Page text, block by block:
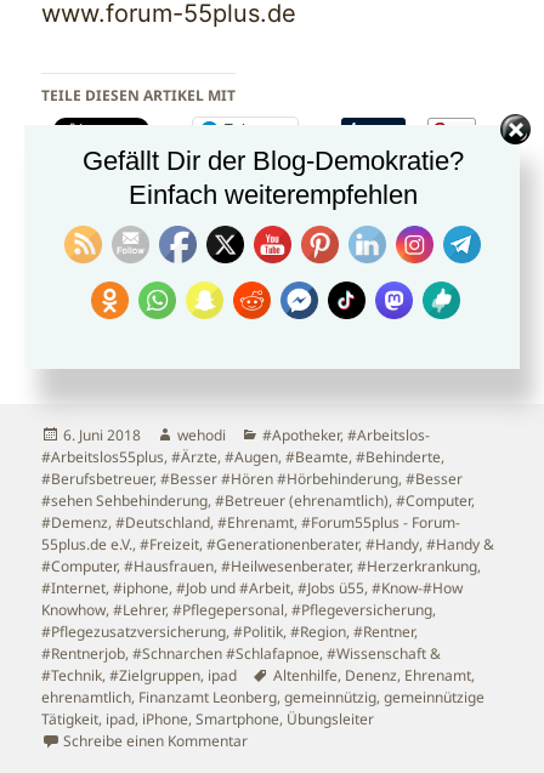
www.forum-55plus.de
TEILE DIESEN ARTIKEL MIT
Telegram
Reddit
Threads
WhatsApp
Mastodon
Bluesky
Wird
Veröffentlicht
am
6. Juni 2018 Autor
wehodi Kategorien
#Apotheker,#Arbeitslos-
#Arbeitslos55plus,#Ärzte,#Augen,#Beamte,#Behinderte,
#Berufsbetreuer,#Besser #Hören #Hörbehinderung,#Besser
#sehen Sehbehinderung,#Betreuer (ehrenamtlich),#Computer,
#Demenz,#Deutschland,#Ehrenamt,#Forum55plus - Forum-
55plus.de e.V.,#Freizeit,#Generationenberater,#Handy,#Handy &
#Computer,#Hausfrauen,#Heilwesenberater,#Herzerkrankung,
#Internet,#iphone,#Job und #Arbeit,#Jobs ü55,#Know-#How
Knowhow,#Lehrer,#Pflegepersonal,#Pflegeversicherung,
#Pflegezusatzversicherung,#Politik,#Region,#Rentner,
#Rentnerjob,#Schnarchen #Schlafapnoe,#Wissenschaft &
#Technik,#Zielgruppen, ipad Schlagwörter
Altenhilfe, Denenz, Ehrenamt,
ehrenamtlich, Finanzamt Leonberg,gemeinnützig,gemeinnützige
Tätigkeit, ipad, iPhone,Smartphone, Übungsleiter
Schreibe einen Kommentarzu Wer hilft wem am #Smartphone oder
Gefällt Dir der Blog-Demokratie?
Einfach weiterempfehlen